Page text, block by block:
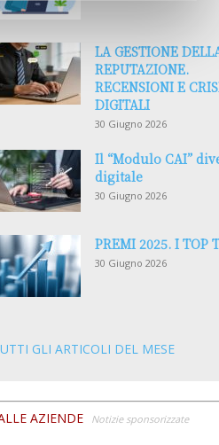
LA GESTIONE
REPUTAZIONE.
RECENSIONI E
DIGITALI
30 Giugno 2026
Il “Modulo CAI”
digitale
30 Giugno 2026
PREMI 2025. I TOP
30 Giugno 2026
GLI ARTICOLI DEL MESE
AZIENDE Notizie sponsorizzate